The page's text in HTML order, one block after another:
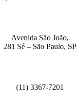
Avenida São João,
281 Sé – São Paulo, SP
(11) 3367-7201